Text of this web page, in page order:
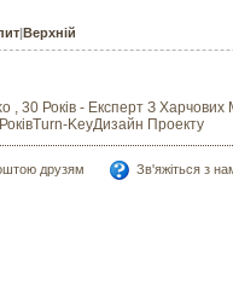
|Верхній
, 30 Років - Експерт З
KeyДизайн Проекту
друзям Зв'яжіться з